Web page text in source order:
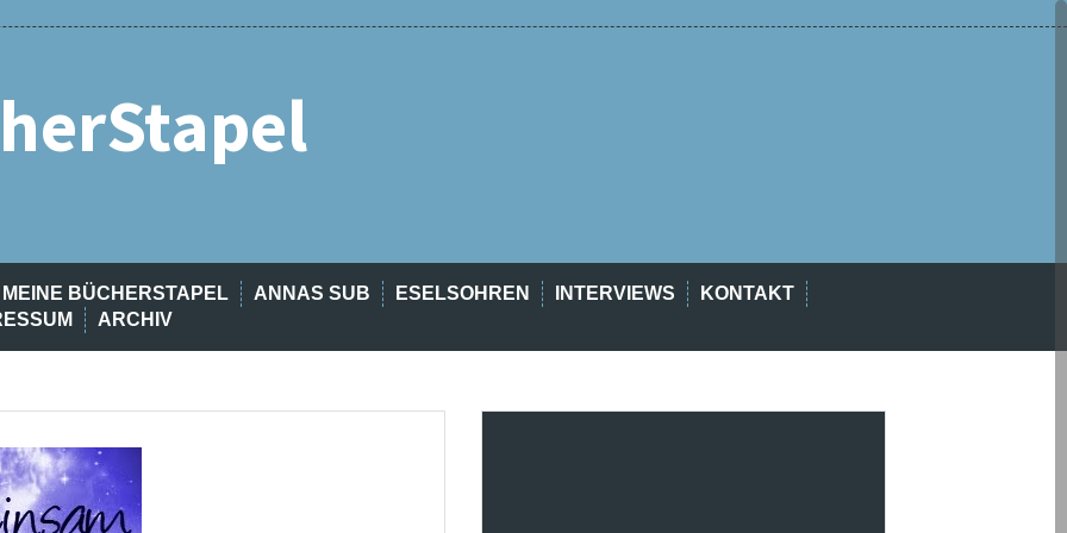
MEINE BÜCHERSTAPEL ANNAS SUB ESELSOHREN INTERVIEWS
KONTAKT
ARCHIV